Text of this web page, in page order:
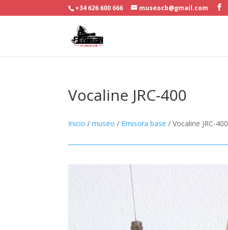
+34 626 600 666 museocb@gmail.com
Vocaline JRC-400
Inicio /museo / Emisora base / Vocaline JRC-400